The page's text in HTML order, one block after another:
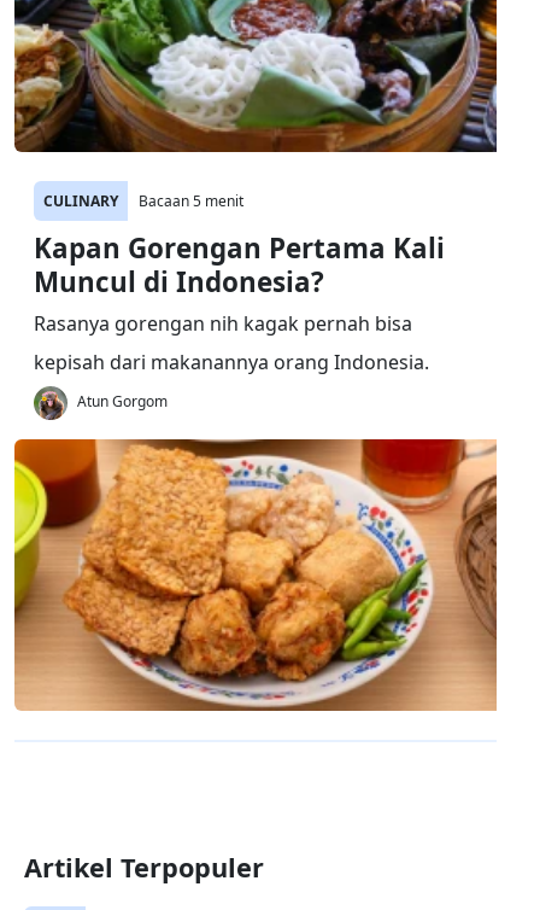
CULINARY Bacaan 5 menit
Kapan Gorengan Pertama Kali
Muncul di Indonesia?
Rasanya gorengan nih kagak pernah bisa
kepisah dari makanannya orang Indonesia.
Atun Gorgom
Artikel Terpopuler